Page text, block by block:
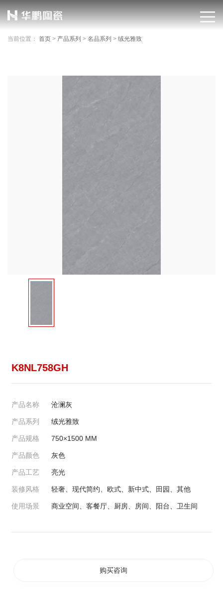
当前位置： 首页 > 产品系列 > 名品系列 > 绒光雅致
K8NL758GH
产品名称 沧澜灰
产品系列 绒光雅致
产品规格 750×1500 MM
产品颜色 灰色
产品工艺 亮光
装修风格 轻奢、现代简约、欧式、新中式、田园、其他
使用场景 商业空间、客餐厅、厨房、房间、阳台、卫生间
购买咨询